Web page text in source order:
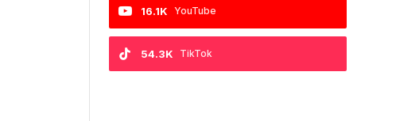
YouTube
16.1K
TikTok
54.3K